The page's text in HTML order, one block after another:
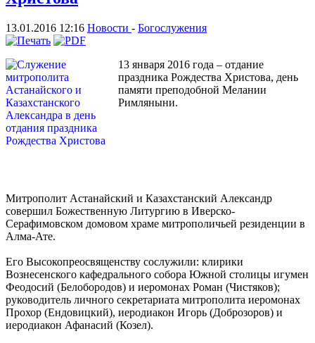
13.01.2016 12:16 Новости - Богослужения
13 января 2016 года – отдание
праздника Рождества Христова, день
памяти преподобной Мелании
Римляныни.
Митрополит Астанайский и Казахстанский Александр
совершил Божественную Литургию в Иверско-
Серафимовском домовом храме митрополичьей резиденции в
Алма-Ате.
Его Высокопреосвященству сослужили: клирики
Вознесенского кафедрального собора Южной столицы игумен
Феодосий (Белобородов) и иеромонах Роман (Чистяков);
руководитель личного секретариата митрополита иеромонах
Прохор (Ендовицкий), иеродиакон Игорь (Доброзоров) и
иеродиакон Афанасий (Козел).